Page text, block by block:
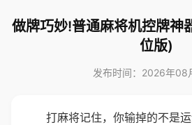
做牌巧妙!普通麻将机控牌神
位版)
发布时间：2026年08
打麻将记住，你输掉的不是